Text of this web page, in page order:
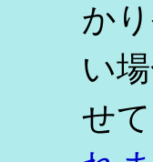
か
い
せ